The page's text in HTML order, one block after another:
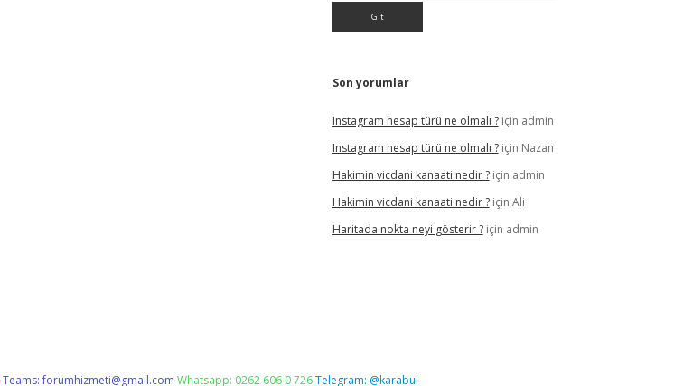
Son yorumlar
Instagram hesap türü ne olmalı ?için admin
Instagram hesap türü ne olmalı ?için Nazan
Hakimin vicdani kanaati nedir ?için admin
Hakimin vicdani kanaati nedir ?için Ali
Haritada nokta neyi gösterir ?için admin
Teams:forumhizmeti@gmail.com Whatsapp: 0262 606 0 726Telegram: @karabul